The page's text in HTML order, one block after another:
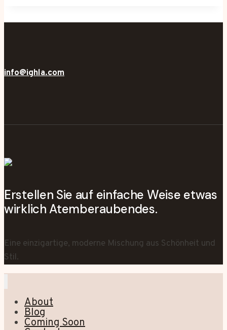
info@ighla.com
Erstellen Sie auf einfache Weise etwas
wirklich Atemberaubendes.
Eine einzigartige, moderne Mischung aus Schönheit und
Stil.
About
Blog
Coming Soon